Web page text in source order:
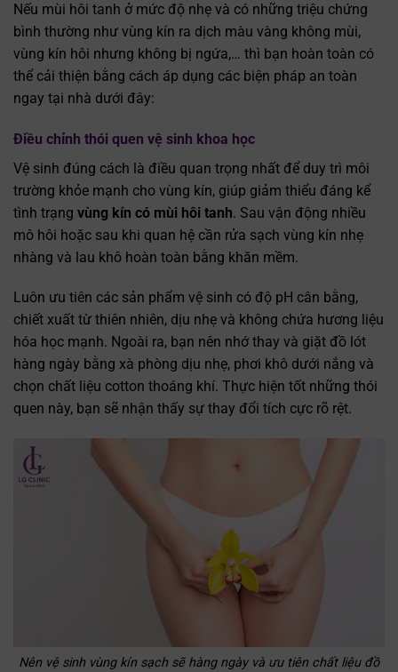
Nếu mùi hôi tanh ở mức độ nhẹ và có những triệu chứng
bình thường như vùng kín ra dịch màu vàng không mùi,
vùng kín hôi nhưng không bị ngứa,… thì bạn hoàn toàn có
thể cải thiện bằng cách áp dụng các biện pháp an toàn
ngay tại nhà dưới đây:
Điều chỉnh thói quen vệ sinh khoa học
Vệ sinh đúng cách là điều quan trọng nhất để duy trì môi
trường khỏe mạnh cho vùng kín, giúp giảm thiểu đáng kể
tình trạng vùng kín có mùi hôi tanh. Sau vận động nhiều
mô hôi hoặc sau khi quan hệ cần rửa sạch vùng kín nhẹ
nhàng và lau khô hoàn toàn bằng khăn mềm.
Luôn ưu tiên các sản phẩm vệ sinh có độ pH cân bằng,
chiết xuất từ thiên nhiên, dịu nhẹ và không chứa hương liệu
hóa học mạnh. Ngoài ra, bạn nên nhớ thay và giặt đồ lót
hàng ngày bằng xà phòng dịu nhẹ, phơi khô dưới nắng và
chọn chất liệu cotton thoáng khí. Thực hiện tốt những thói
quen này, bạn sẽ nhận thấy sự thay đổi tích cực rõ rệt.
Nên vệ sinh vùng kín sạch sẽ hàng ngày và ưu tiên chất liệu đồ